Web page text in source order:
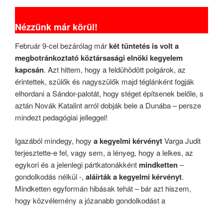
Nézzünk már körül!
Február 9-cel bezárólag márkét tüntetés is volt a
megbotránkoztató köztársasági elnöki kegyelem
kapcsán. Azt hittem, hogy a feldühödött polgárok, az
érintettek, szülők és nagyszülők majd téglánként fogják
elhordani a Sándor-palotát, hogy stéget építsenek belőle, s
aztán Novák Katalint arról dobják bele a Dunába – persze
mindezt pedagógiai jelleggel!
Igazából mindegy, hogy akegyelmi kérvénytVarga Judit
terjesztette-e fel, vagy sem, a lényeg, hogy a lelkes, az
egykori és a jelenlegi pártkatonákként mindketten–
gondolkodás nélkül -, aláírták a kegyelmi kérvényt.
Mindketten egyformán hibásak tehát – bár azt hiszem,
hogy közvélemény a józanabb gondolkodást a